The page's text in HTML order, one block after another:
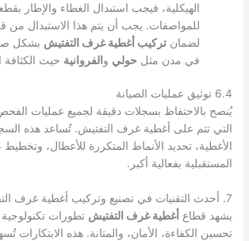
الهيكلية، فيجب استبدال الغطاء والإطار
للمواصفات. يجب أن يتم هذا الاستبدال من
لضمانتركيب أغطية غرف التفتيش بشكل
في مدن مثل حولي و الفروانية حيث الكثافة
6.4 توثيق عمليات الصيانة
يُنصح بالاحتفاظ بسجلات دقيقة لجميع عمليات الفحص
التي تتم على أغطية غرف التفتيش. تُساعد هذه
الأغطية، تحديد الأنماط المتكررة للأعطال، وتخطيط
المستقبلية بفعالية أكبر.
7. أحدث التقنيات في تصنيع وتركيب أغطية غرف التفتيش
يشهد قطاع أغطية غرف التفتيش تطورات
تحسين الكفاءة، الأمان، والمتانة. هذه الابتكارات